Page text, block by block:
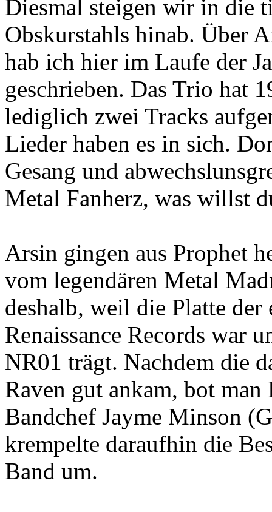
Diesmal steigen wir in die
Obskurstahls hinab. Über
hab ich hier im Laufe der
geschrieben. Das Trio hat
lediglich zwei Tracks
Lieder haben es in sich.
Gesang und
Metal Fanherz, was willst
Arsin gingen aus Prophet
vom legendären Metal
deshalb, weil die Platte der
Renaissance Records war
NR01 trägt. Nachdem die
Raven gut ankam, bot
Bandchef Jayme Minson
krempelte daraufhin die
Band um.